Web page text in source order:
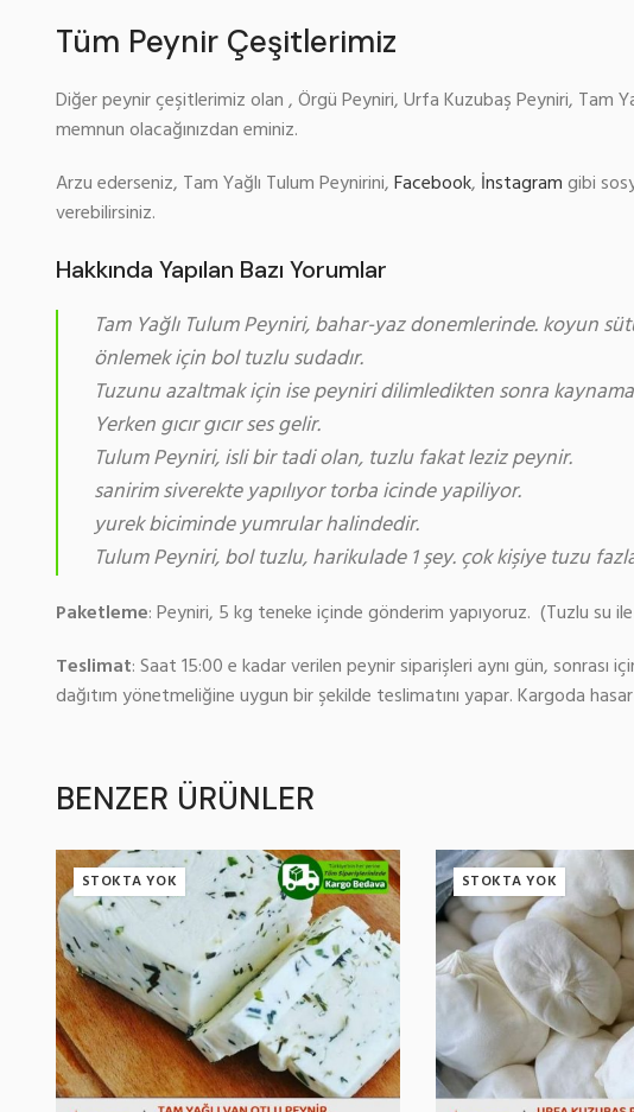
Tüm Peynir Çeşitlerimiz
Diğer peynir çeşitlerimiz olan , Örgü Peyniri, Urfa Kuzubaş Peyniri, Tam
memnun olacağınızdan eminiz.
Arzu ederseniz, Tam Yağlı Tulum Peynirini,Facebook, İnstagramgibi
verebilirsiniz.
Hakkında Yapılan Bazı Yorumlar
Tam Yağlı Tulum Peyniri, bahar-yaz donemlerinde. koyun
önlemek için bol tuzlu sudadır.
Tuzunu azaltmak için ise peyniri dilimledikten sonra
Yerken gıcır gıcır ses gelir.
Tulum Peyniri, isli bir tadi olan, tuzlu fakat leziz peynir.
sanirim siverekte yapılıyor torba icinde yapiliyor.
yurek biciminde yumrular halindedir.
Tulum Peyniri, bol tuzlu, harikulade 1 şey. çok kişiye tuzu
Paketleme: Peyniri, 5 kg teneke içinde gönderim yapıyoruz. (Tuzlu su
Teslimat: Saat 15:00 e kadar verilen peynir siparişleri aynı gün,
dağıtım yönetmeliğine uygun bir şekilde teslimatını yapar. Kargoda
BENZER ÜRÜNLER
STOKTA YOK STOKTA YOK